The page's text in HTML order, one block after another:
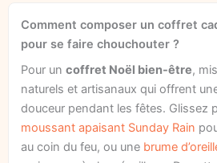
Comment composer un coffret
pour se faire chouchouter ?
Pour un coffret Noël bien-être,
naturels et artisanaux qui offrent
douceur pendant les fêtes. Glissez
moussant apaisant Sunday Rain
au coin du feu, ou une brume